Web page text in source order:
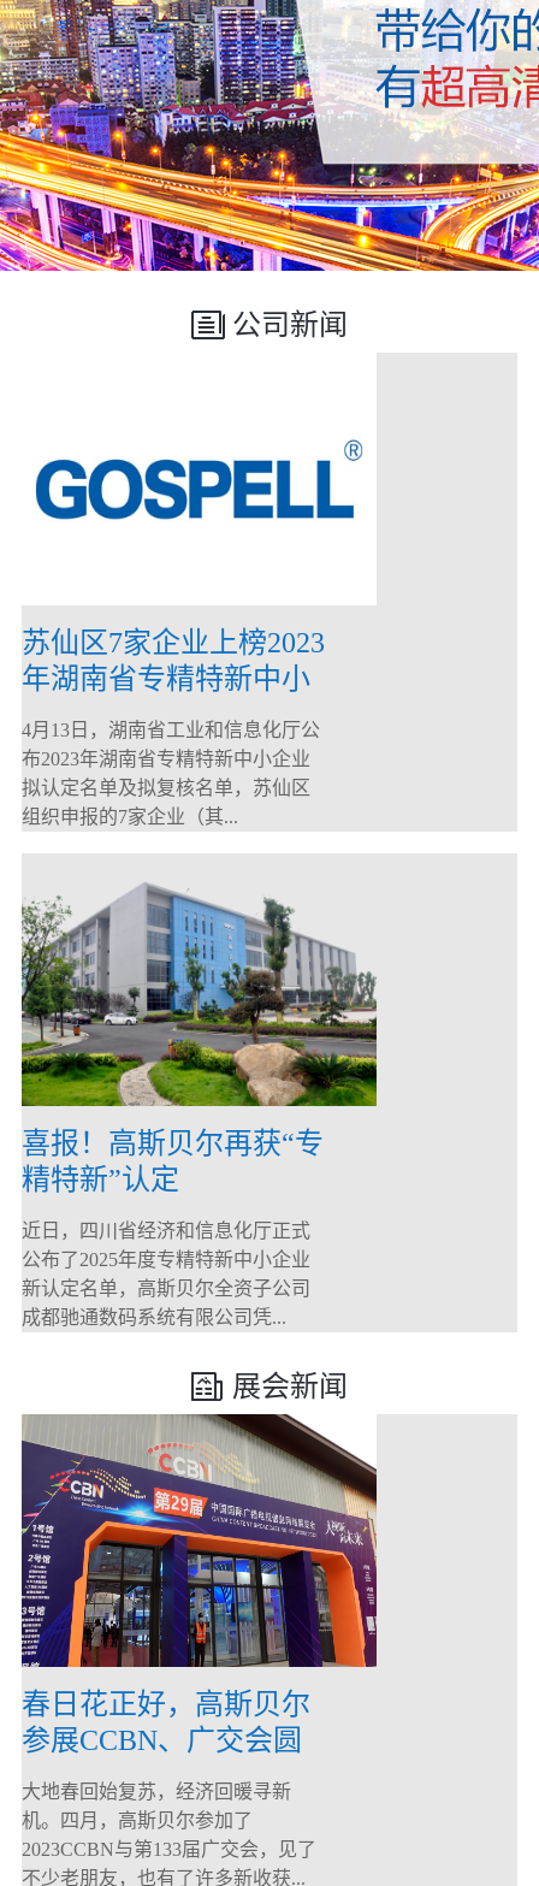
公司新闻
苏仙区7家企业上榜2023
年湖南省专精特新中小
企业
4月13日，湖南省工业和信息化厅公
布2023年湖南省专精特新中小企业
拟认定名单及拟复核名单，苏仙区
组织申报的7家企业（其...
喜报！高斯贝尔再获“专
精特新”认定
近日，四川省经济和信息化厅正式
公布了2025年度专精特新中小企业
新认定名单，高斯贝尔全资子公司
成都驰通数码系统有限公司凭...
展会新闻
春日花正好，高斯贝尔
参展CCBN、广交会圆
满落幕！
大地春回始复苏，经济回暖寻新
机。四月，高斯贝尔参加了
2023CCBN与第133届广交会，见了
不少老朋友，也有了许多新收获...